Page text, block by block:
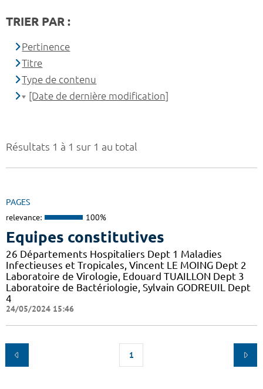
Résultats 1 à 1 sur 1 au total
PAGES
relevance: 100%
Equipes constitutives
26 Départements Hospitaliers Dept 1 Maladies
Infectieuses et Tropicales, Vincent LE MOING Dept 2
Laboratoire de Virologie, Edouard TUAILLON Dept 3
Laboratoire de Bactériologie, Sylvain GODREUIL Dept
4
24/05/2024 15:46
1
TRIER PAR :
Pertinence
Titre
Type de contenu
[Date de dernière modification]